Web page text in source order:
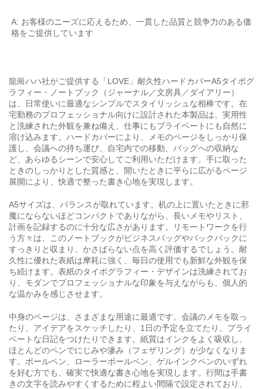
A: お客様のニーズに応えるため、一貫した品質と競争力のある価
格をご提供しています
龍崗ハハ社がご提供する「LOVE」耐久性ハードカバーA5タイポグ
ラフィー・ノートブック（ジャーナル／文房具／ダイアリー）
は、日常使いに最適なシンプルでスタイリッシュな相棒です。在
宅勤務のプロフェッショナル向けに設計された本製品は、実用性
と洗練された外観を兼ね備え、仕事にもプライベートにも自然に
溶け込みます。ハードカバーにより、メモのページをしっかり保
護し、会議への持ち運び、自宅内での移動、バッグへの収納な
ど、あらゆるシーンで安心してご利用いただけます。手に取った
ときのしっかりとした質感と、開いたときに平らに広がるページ
展開により、快適で整った書き心地を実現します。
A5サイズは、バランスが取れています。机の上に置いたときに邪
魔にならないほどコンパクトでありながら、長いメモやリスト、
計画を記録するのに十分な広さがあります。リモートワークを行
う方々は、このノートブックがビジネスバッグやバックパックに
すっきりと収まり、かさばらない点を高く評価するでしょう。耐
久性に優れた表紙は摩耗に強く、毎日の使用でも新鮮な外観を保
ち続けます。表紙のタイポグラフィー・デザインは洗練されてお
り、モダンでプロフェッショナルな印象を与えながらも、個人的
な温かみを感じさせます。
中身のページは、さまざまな用途に最適です。会議のメモを取っ
たり、アイデアをスケッチしたり、1日の予定を立てたり、プライ
ベートな日記をつけたりできます。紙質はインクをよく吸収し、
ほとんどのペンでにじみや滲み（フェザリング）が少なくなりま
す。ボールペン、ローラーボールペン、ゲルインクペンのいずれ
を好む方でも、確実で快適な書き心地を実現します。行間は手書
きの文字を読みやすくするために程よい間隔で設定されており、